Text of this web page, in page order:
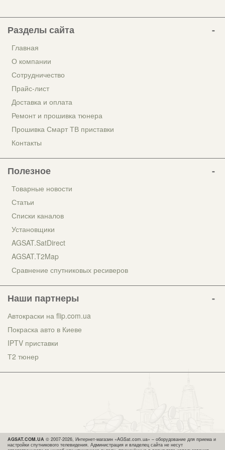
Разделы сайта
Главная
О компании
Сотрудничество
Прайс-лист
Доставка и оплата
Ремонт и прошивка тюнера
Прошивка Смарт ТВ приставки
Контакты
Полезное
Товарные новости
Статьи
Списки каналов
Установщики
AGSAT.SatDirect
AGSAT.T2Map
Сравнение спутниковых ресиверов
Наши партнеры
Автокраски на flip.com.ua
Покраска авто в Киеве
IPTV приставки
Т2 тюнер
AGSAT.COM.UA © 2007-2026, Интернет-магазин «AGSat.com.ua» – оборудование для приема и
настройки спутникового телевидения. Администрация и владелец сайта не несут